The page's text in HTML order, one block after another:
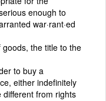
enough to
war·rant·ed
the title to the
to buy a
either indefinitely
different from rights